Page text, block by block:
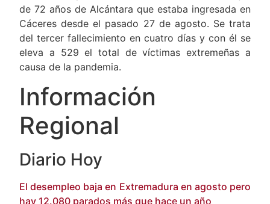
coronavirus y una nueva víctima mortal, una mujer
de 72 años de Alcántara que estaba ingresada en
Cáceres desde el pasado 27 de agosto. Se trata
del tercer fallecimiento en cuatro días y con él se
eleva a 529 el total de víctimas extremeñas a
Información
Regional
Diario Hoy
El desempleo baja en Extremadura en agosto pero